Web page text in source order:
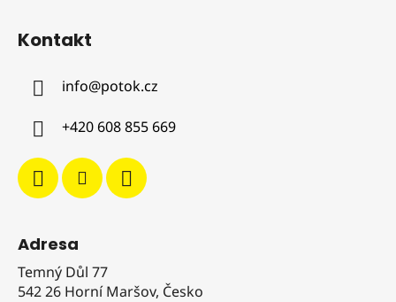
Kontakt
info@potok.cz
+420 608 855 669
Adresa
Temný Důl 77
542 26 Horní Maršov, Česko